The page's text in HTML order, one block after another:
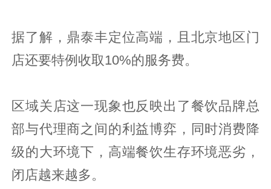
据了解，鼎泰丰定位高端，且北京地区门
店还要特例收取10%的服务费。
区域关店这一现象也反映出了餐饮品牌总
部与代理商之间的利益博弈，同时消费降
级的大环境下，高端餐饮生存环境恶劣，
闭店越来越多。